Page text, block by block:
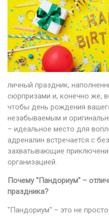
личный праздник,
сюрпризами и, конечно же,
чтобы день рождения
незабываемым и
– идеальное место для
адреналин встречается с
захватывающие
организацией.
Почему "Пандориум" –
праздника?
"Пандориум" – это не